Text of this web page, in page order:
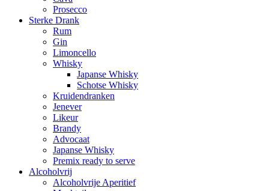
Prosecco
Sterke Drank
Rum
Gin
Limoncello
Whisky
Japanse Whisky
Schotse Whisky
Kruidendranken
Jenever
Likeur
Brandy
Advocaat
Japanse Whisky
Premix ready to serve
Alcoholvrij
Alcoholvrije Aperitief